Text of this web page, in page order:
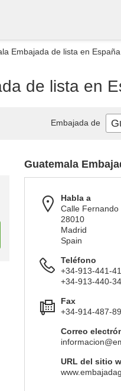
Embajada de lista en España
de lista en
Guatemala
Habla a
Calle Fernando
28010
Madrid
Spain
Teléfono
+34-913-441-
+34-913-440-
Fax
+34-914-487-
Correo
URL del sitio
Embajada de